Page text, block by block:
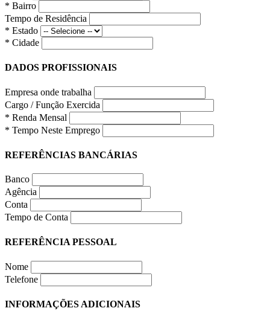
* Bairro
Tempo de Residência
* Estado
* Cidade
DADOS PROFISSIONAIS
Empresa onde trabalha
Cargo / Função Exercida
* Renda Mensal
* Tempo Neste Emprego
REFERÊNCIAS BANCÁRIAS
Banco
Agência
Conta
Tempo de Conta
REFERÊNCIA PESSOAL
Nome
Telefone
INFORMAÇÕES ADICIONAIS